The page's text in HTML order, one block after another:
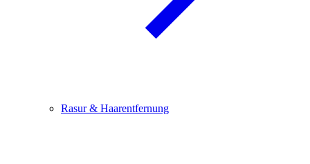
Rasur & Haarentfernung